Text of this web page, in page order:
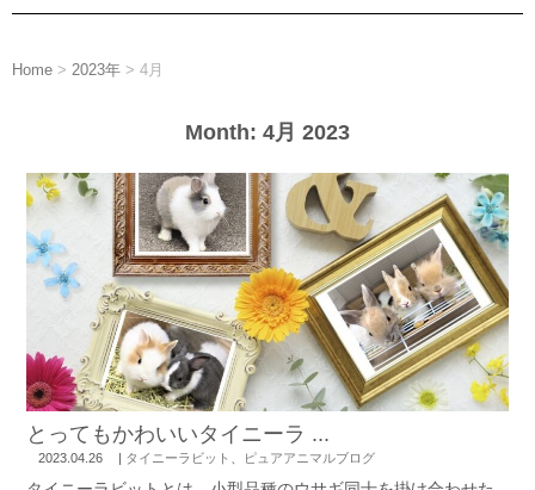
Home > 2023年 > 4月
Month: 4月 2023
とってもかわいいタイニーラ ...
2023.04.26 | タイニーラビット ピュアアニマルブログ